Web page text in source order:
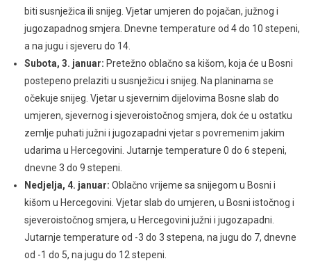
biti susnježica ili snijeg. Vjetar umjeren do pojačan, južnog i
jugozapadnog smjera. Dnevne temperature od 4 do 10 stepeni,
a na jugu i sjeveru do 14.
Subota, 3. januar: Pretežno oblačno sa kišom, koja će u Bosni
postepeno prelaziti u susnježicu i snijeg. Na planinama se
očekuje snijeg. Vjetar u sjevernim dijelovima Bosne slab do
umjeren, sjevernog i sjeveroistočnog smjera, dok će u ostatku
zemlje puhati južni i jugozapadni vjetar s povremenim jakim
udarima u Hercegovini. Jutarnje temperature 0 do 6 stepeni,
dnevne 3 do 9 stepeni.
Nedjelja, 4. januar: Oblačno vrijeme sa snijegom u Bosni i
kišom u Hercegovini. Vjetar slab do umjeren, u Bosni istočnog i
sjeveroistočnog smjera, u Hercegovini južni i jugozapadni.
Jutarnje temperature od -3 do 3 stepena, na jugu do 7, dnevne
od -1 do 5, na jugu do 12 stepeni.